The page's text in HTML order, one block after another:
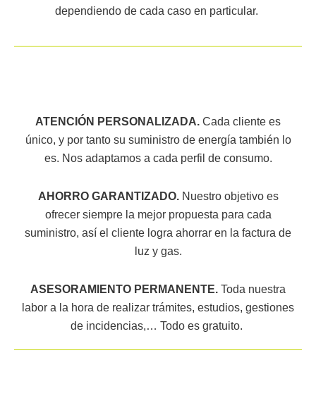
dependiendo de cada caso en particular.
ATENCIÓN PERSONALIZADA. Cada cliente es
único, y por tanto su suministro de energía también lo
es. Nos adaptamos a cada perfil de consumo.
AHORRO GARANTIZADO.Nuestro objetivo es
ofrecer siempre la mejor propuesta para cada
suministro, así el cliente logra ahorrar en la factura de
luz y gas.
ASESORAMIENTO PERMANENTE. Toda nuestra
labor a la hora de realizar trámites, estudios, gestiones
de incidencias,… Todo es gratuito.